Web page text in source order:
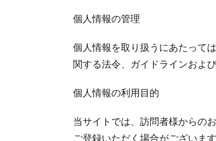
個人情報の管理
個人情報を取り扱うにあたって
関する法令、ガイドラインおよ
個人情報の利用目的
当サイトでは、訪問者様からの
ご登録いただく場合がございま